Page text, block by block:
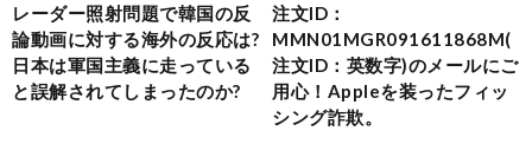
レーダー照射問題で韓国の反
論動画に対する海外の反応は?
日本は軍国主義に走っている
と誤解されてしまったのか?
注文ID：
MMN01MGR091611868M(
注文ID：英数字)のメールにご
用心！Appleを装ったフィッ
シング詐欺。